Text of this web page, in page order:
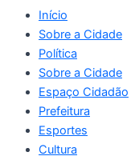
Início
Sobre a Cidade
Política
Sobre a Cidade
Espaço Cidadão
Prefeitura
Esportes
Cultura